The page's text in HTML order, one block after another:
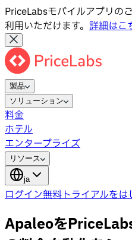
PriceLabsモバイルアプリの
利用いただけます。 詳細はこ
製品
ソリューション
料金
ホテル
エンタープライズ
リソース
ja
ログイン無料トライアルをは
Apaleoを